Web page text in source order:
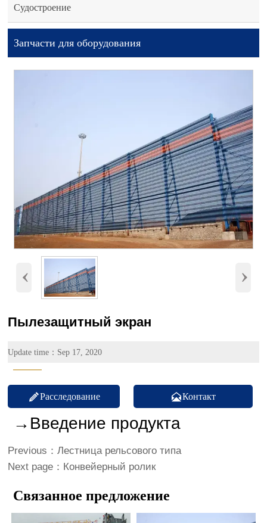
Судостроение
Запчасти для оборудования
‹ ›
Пылезащитный экран
Update time：Sep 17, 2020
———
Расследование Контакт
→Введение продукта
Previous：Лестница рельсового типа
Next page： Конвейерный ролик
Связанное предложение